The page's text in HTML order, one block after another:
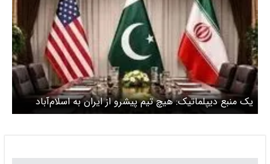
یک منبع دیپلماتیک: هیچ تیم پیشرو از ایران به اسلام‌آباد
نیامده است